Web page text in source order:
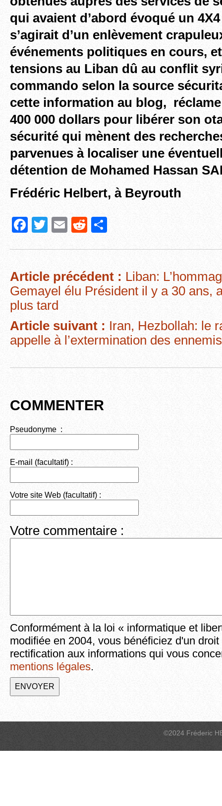
qui avaient d’abord évoqué un
s’agirait d’un enlèvement
événements politiques en cours,
tensions au Liban dû au conflit
commando selon la source
cette information au blog,
400 000 dollars pour libérer son
sécurité qui mènent des
parvenues à localiser une
détention de Mohamed Hassan
Frédéric Helbert, à Beyrouth
F
e
b
o
o
k
T
er
E
R
di
t
g
er
Article précédent : Liban:
Gemayel élu Président il y a 30 ans,
plus tard
Article suivant : Iran, Hezbollah: le
appelle à l’extermination des
COMMENTER
Pseudonyme :
E-mail (facultatif) :
Votre site Web (facultatif) :
Votre commentaire :
Conformément à la loi « informatique et
modifiée en 2004, vous bénéficiez d'un
rectification aux informations qui vous
mentions légales.
©2024 Fréderic